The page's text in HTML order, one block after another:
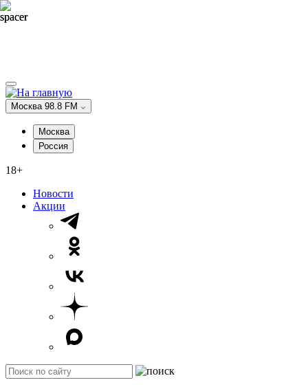
Москва 98.8 FM
Москва
Россия
18+
Новости
Акции